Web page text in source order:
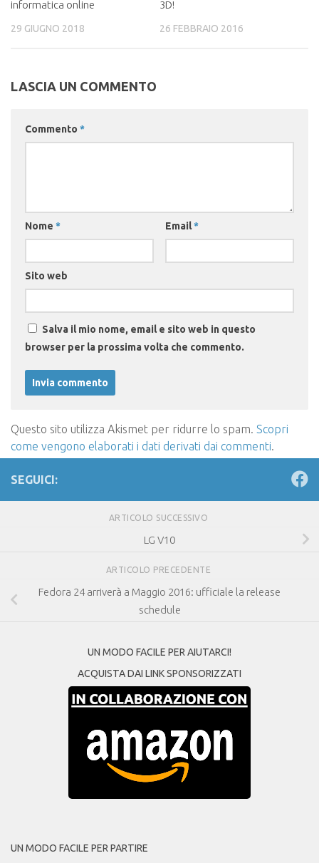
informatica online
29 GIUGNO 2018
3D!
26 FEBBRAIO 2016
LASCIA UN COMMENTO
Commento *
Nome * Email*
Sito web
Salva il mio nome, email e sito web in questo
browser per la prossima volta che commento.
Questo sito utilizza Akismet per ridurre lo spam. Scopri
come vengono elaborati i dati derivati dai commenti
SEGUICI:
ARTICOLO SUCCESSIVO
LG V10
ARTICOLO PRECEDENTE
Fedora 24 arriverà a Maggio 2016: ufficiale la release
schedule
UN MODO FACILE PER AIUTARCI!
ACQUISTA DAI LINK SPONSORIZZATI
UN MODO FACILE PER PARTIRE